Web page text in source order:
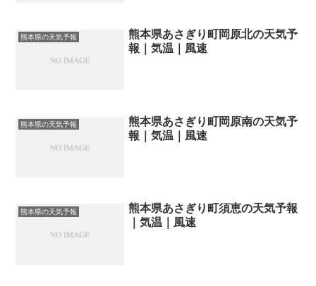
熊本県の天気予報
熊本県あさぎり町岡原北の天気予
報｜気温｜風速
熊本県の天気予報
熊本県あさぎり町岡原南の天気予
報｜気温｜風速
熊本県の天気予報
熊本県あさぎり町須恵の天気予報
｜気温｜風速